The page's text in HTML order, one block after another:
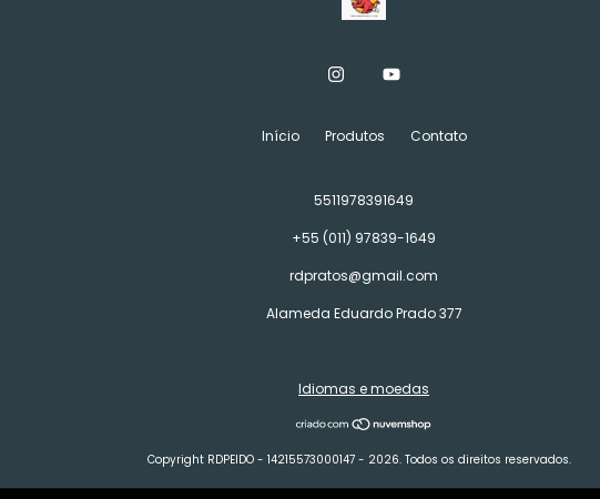
Início Produtos Contato
5511978391649
+55 (011) 97839-1649
rdpratos@gmail.com
Alameda Eduardo Prado 377
Idiomas e moedas
Copyright RDPEIDO - 14215573000147 - 2026. Todos os direitos reservados.